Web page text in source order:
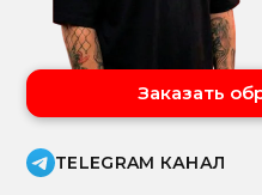
Заказать
TELEGRAM КАНАЛ